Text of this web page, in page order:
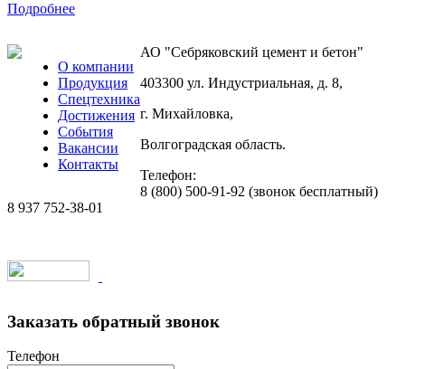
Подробнее
О компании
Продукция
Спецтехника
Достижения
События
Вакансии
Контакты
АО "Себряковский цемент и бетон"
403300 ул. Индустриальная, д. 8,
г. Михайловка,
Волгоградская область.
Телефон:
8 (800) 500-91-92 (звонок бесплатный)
8 937 752-38-01
Заказать обратный звонок
Телефон